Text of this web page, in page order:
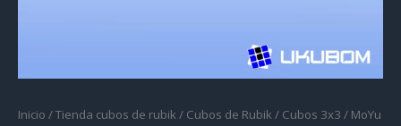
Inicio /Tienda cubos de rubik/ Cubos de Rubik/ Cubos 3x3 / MoYu